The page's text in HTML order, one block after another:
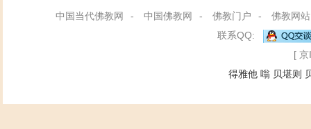
中国当代佛教网 - 中国佛教网 - 佛教门户 -
佛教网站
联系QQ:
[
得雅他 嗡 贝堪则